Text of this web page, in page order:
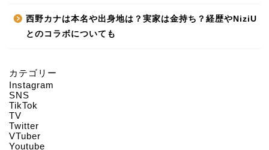
西野カナは本名や出身地は？実家は金持ち？経歴やNiziU
とのコラボについても
カテゴリー
Instagram
SNS
TikTok
TV
Twitter
VTuber
Youtube